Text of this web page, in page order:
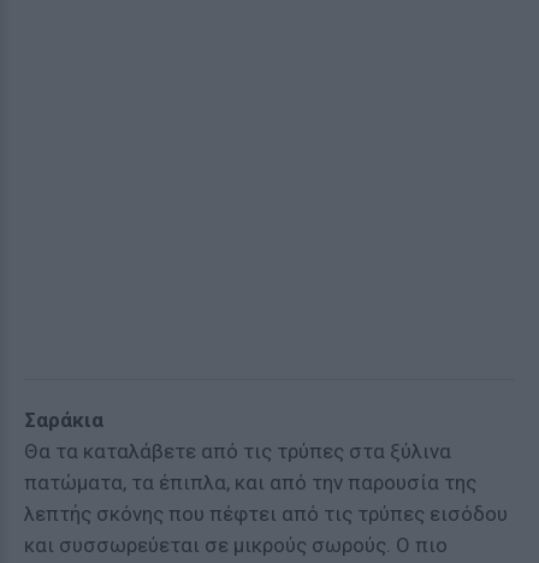
Σαράκια
Θα τα καταλάβετε από τις τρύπες στα ξύλινα
πατώματα, τα έπιπλα, και από την παρουσία της
λεπτής σκόνης που πέφτει από τις τρύπες εισόδου
και συσσωρεύεται σε μικρούς σωρούς. Ο πιο